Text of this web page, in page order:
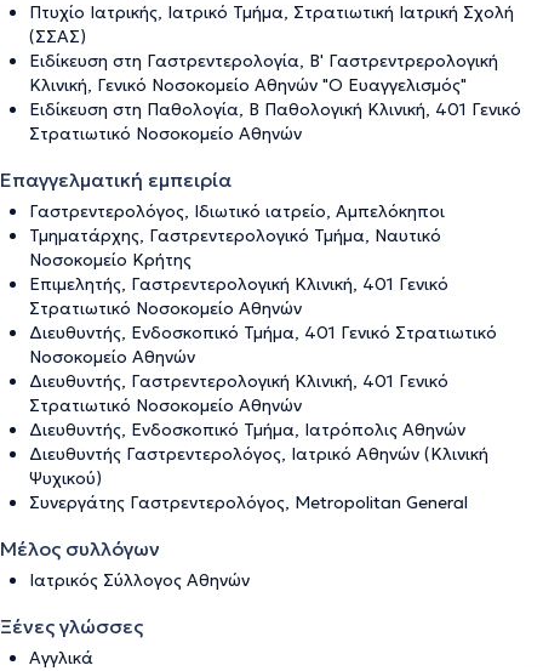
Πτυχίο Ιατρικής, Ιατρικό Τμήμα, Στρατιωτική Ιατρική Σχολή
(ΣΣΑΣ)
Ειδίκευση στη Γαστρεντερολογία, Β' Γαστρεντρερολογική
Κλινική, Γενικό Νοσοκομείο Αθηνών "Ο Ευαγγελισμός"
Ειδίκευση στη Παθολογία, Β Παθολογική Κλινική, 401 Γενικό
Στρατιωτικό Νοσοκομείο Αθηνών
Επαγγελματική εμπειρία
Γαστρεντερολόγος, Ιδιωτικό ιατρείο, Αμπελόκηποι
Τμηματάρχης, Γαστρεντερολογικό Τμήμα, Ναυτικό
Νοσοκομείο Κρήτης
Επιμελητής, Γαστρεντερολογική Κλινική, 401 Γενικό
Στρατιωτικό Νοσοκομείο Αθηνών
Διευθυντής, Ενδοσκοπικό Τμήμα, 401 Γενικό Στρατιωτικό
Νοσοκομείο Αθηνών
Διευθυντής, Γαστρεντερολογική Κλινική, 401 Γενικό
Στρατιωτικό Νοσοκομείο Αθηνών
Διευθυντής, Ενδοσκοπικό Τμήμα, Ιατρόπολις Αθηνών
Διευθυντής Γαστρεντερολόγος, Ιατρικό Αθηνών (Κλινική
Ψυχικού)
Συνεργάτης Γαστρεντερολόγος, Metropolitan General
Μέλος συλλόγων
Ιατρικός Σύλλογος Αθηνών
Ξένες γλώσσες
Αγγλικά